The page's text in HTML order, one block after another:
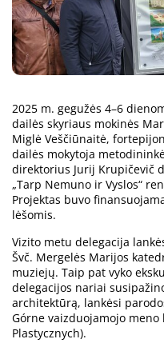
2025 m. gegužės 4–6
dailės skyriaus mokinės
Miglė Veščiūnaitė,
dailės mokytoja
direktorius Jurij Krupičevič
„Tarp Nemuno ir Vyslos“
Projektas buvo
lėšomis.
Vizito metu delegacija
Švč. Mergelės Marijos
muziejų. Taip pat vyko
delegacijos nariai
architektūrą, lankėsi
Górne vaizduojamojo
Plastycznych).